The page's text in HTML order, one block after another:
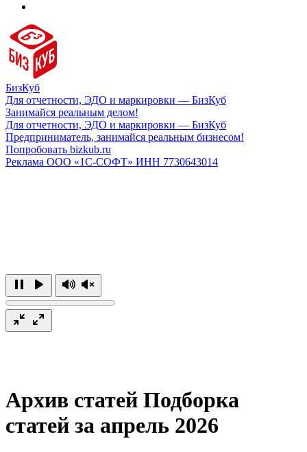
БизКуб
Для отчетности, ЭДО и маркировки — БизКуб
Занимайся реальным делом!
Для отчетности, ЭДО и маркировки — БизКуб
Предприниматель, занимайся реальным бизнесом!
Попробовать bizkub.ru
Реклама ООО «1С-СОФТ» ИНН 7730643014
Архив статей Подборка
статей за апрель 2026